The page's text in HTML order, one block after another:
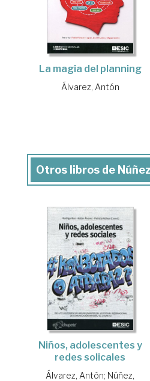
La magia del planning
Álvarez, Antón
Otros libros de
Niños, adolescentes y
redes solicales
Álvarez, Antón; Núñez,